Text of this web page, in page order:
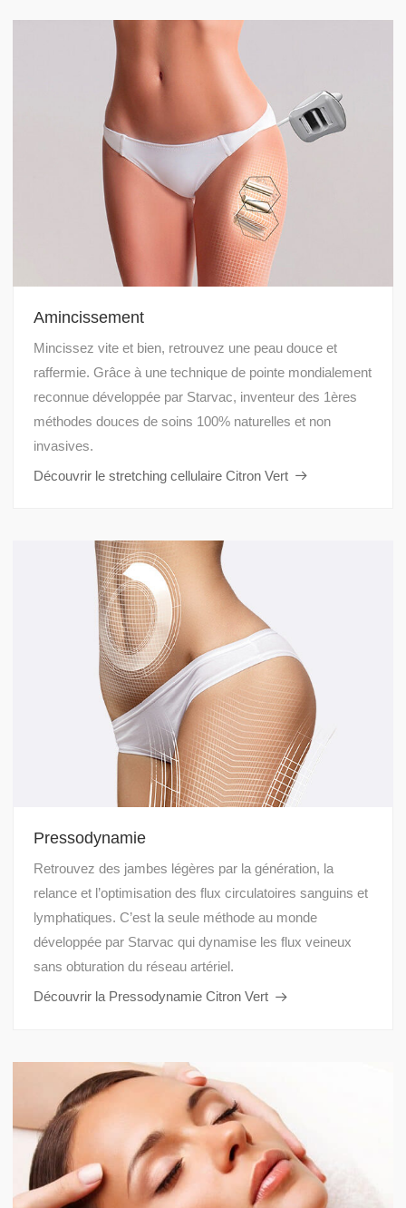
Amincissement
Mincissez vite et bien, retrouvez une peau douce et
raffermie. Grâce à une technique de pointe mondialement
reconnue développée par Starvac, inventeur des 1ères
méthodes douces de soins 100% naturelles et non
invasives.
Découvrir le stretching cellulaire Citron Vert
Pressodynamie
Retrouvez des jambes légères par la génération, la
relance et l’optimisation des flux circulatoires sanguins et
lymphatiques. C’est la seule méthode au monde
développée par Starvac qui dynamise les flux veineux
sans obturation du réseau artériel.
Découvrir la Pressodynamie Citron Vert